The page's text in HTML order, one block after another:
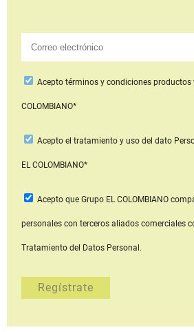
Aceptotérminos y condiciones
COLOMBIANO*
Acepto el tratamiento y uso del dato
EL COLOMBIANO*
Acepto que Grupo EL COLOMBIANO
personales con terceros aliados comerciales
Tratamiento del Datos Personal.